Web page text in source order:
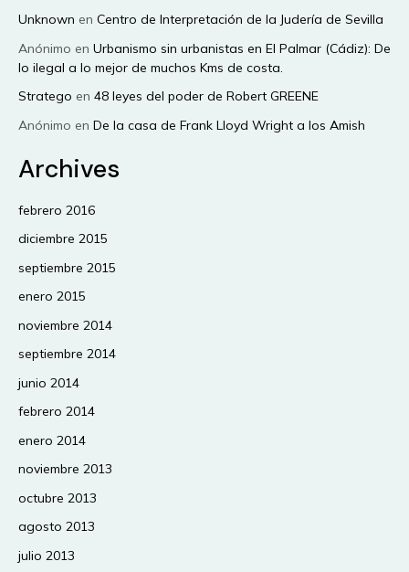
Unknown en Centro de Interpretación de la Judería de Sevilla
Anónimo en Urbanismo sin urbanistas en El Palmar (Cádiz): De
lo ilegal a lo mejor de muchos Kms de costa.
Stratego en 48 leyes del poder de Robert GREENE
Anónimo en De la casa de Frank Lloyd Wright a los Amish
Archives
febrero 2016
diciembre 2015
septiembre 2015
enero 2015
noviembre 2014
septiembre 2014
junio 2014
febrero 2014
enero 2014
noviembre 2013
octubre 2013
agosto 2013
julio 2013